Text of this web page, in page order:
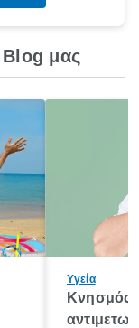
μας
Υγεία
Κνησμός: